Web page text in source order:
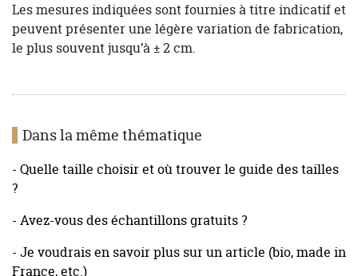
Les mesures indiquées sont fournies à titre indicatif et
peuvent présenter une légère variation de fabrication,
le plus souvent jusqu’à ± 2 cm.
Dans la même thématique
- Quelle taille choisir et où trouver le guide des tailles
?
- Avez-vous des échantillons gratuits ?
- Je voudrais en savoir plus sur un article (bio, made in
France, etc.)